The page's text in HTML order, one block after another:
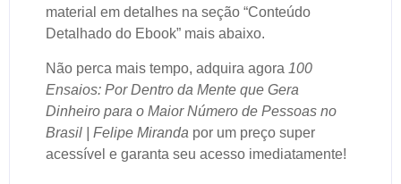
material em detalhes na seção “Conteúdo
Detalhado do Ebook” mais abaixo.
Não perca mais tempo, adquira agora 100
Ensaios: Por Dentro da Mente que Gera
Dinheiro para o Maior Número de Pessoas no
Brasil | Felipe Miranda por um preço super
acessível e garanta seu acesso imediatamente!